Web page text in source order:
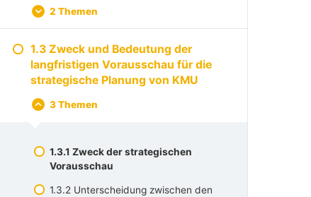
2 Themen
1.3 Zweck und Bedeutung der
langfristigen Vorausschau für die
strategische Planung von KMU
3 Themen
1.3.1 Zweck der strategischen
Vorausschau
1.3.2 Unterscheidung zwischen den